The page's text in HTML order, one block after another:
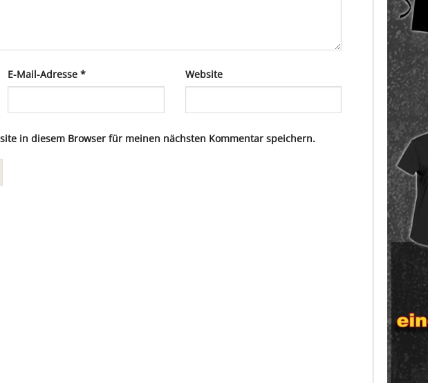
E-Mail-Adresse* Website
in diesem Browser für meinen nächsten Kommentar speichern.